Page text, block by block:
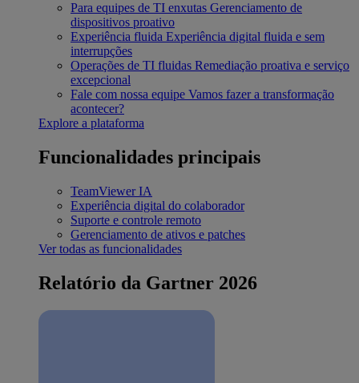
Para equipes de TI enxutas Gerenciamento de
dispositivos proativo
Experiência fluida Experiência digital fluida e sem
interrupções
Operações de TI fluidas Remediação proativa e serviço
excepcional
Fale com nossa equipe Vamos fazer a transformação
acontecer?
Explore a plataforma
Funcionalidades principais
TeamViewer IA
Experiência digital do colaborador
Suporte e controle remoto
Gerenciamento de ativos e patches
Ver todas as funcionalidades
Relatório da Gartner 2026